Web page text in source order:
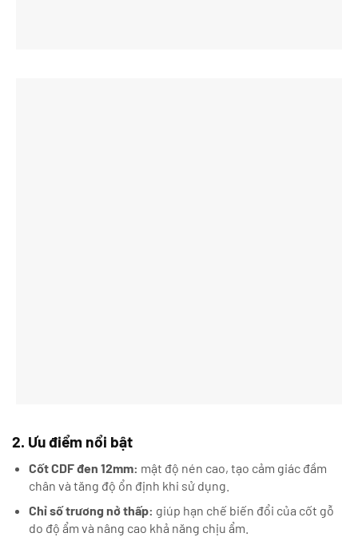
2. Ưu điểm nổi bật
Cốt CDF đen 12mm: mật độ nén cao, tạo cảm giác đầm
chân và tăng độ ổn định khi sử dụng.
Chỉ số trương nở thấp: giúp hạn chế biến đổi của cốt gỗ
do độ ẩm và nâng cao khả năng chịu ẩm.